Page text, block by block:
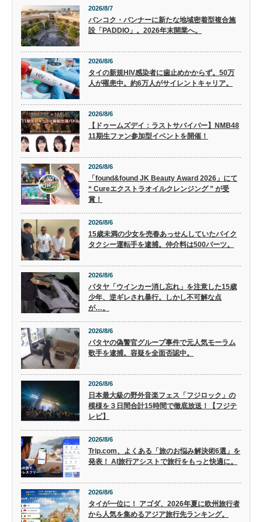
2026/8/7
バンコク・バンナーに新たな地域密着型複合施
設「PADDIO」。2026年末開業へ。
2026/8/6
タイの新規HIV感染者に歯止めかからず。50万
人が罹患中。約6万人がサイレントキャリア。
2026/8/6
【ドゥームズデイ：ラストサバイバー】NMB48
11期生ファン参加型イベントを開催！
2026/8/6
「found&found JK Beauty Award 2026」にて
“ Cureエクストラオイルクレンジング ” が受
賞！
2026/8/6
15歳未満の少女を売春あっせんしていたバイク
タクシー運転手を逮捕。仲介料は500バーツ。
2026/8/6
パタヤ「ウインカー消し忘れ」を注意した15歳
少年、逆ギレされ暴行。しかし不可解な点
が…。
2026/8/6
パタヤの偽警官グループ事件で元人気モーラム
歌手を逮捕。容疑を全面否認中。
2026/8/6
日本最大級の野外音楽フェス「フジロック」の
模様を３日間合計15時間で徹底放送！【フジテ
レビ】
2026/8/6
Trip.com、よくある「旅のお悩み解決術6選」を
発表！ AI旅行アシストで旅行をもっと快適に。
2026/8/6
タイが一位に！ アゴダ、2026年夏に欧州旅行者
から人気を集めるアジア旅行先ランキング。